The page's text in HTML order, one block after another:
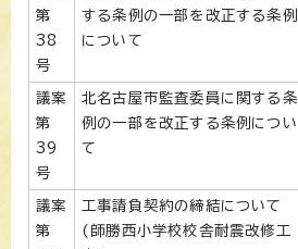
第
38
号
する条例の一部を改正する条例
について
議案
第
39
号
北名古屋市監査委員に関する条
例の一部を改正する条例につい
て
議案
第
工事請負契約の締結について
(師勝西小学校校舎耐震改修工